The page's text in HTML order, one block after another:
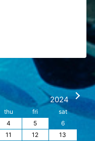
2024
thu fri
sat
4 5
6
11 12
13